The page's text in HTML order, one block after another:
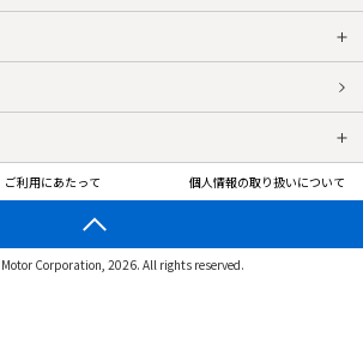
ご利用にあたって 個人情報の取り扱いについて
Corporation, 2026. All rights reserved.